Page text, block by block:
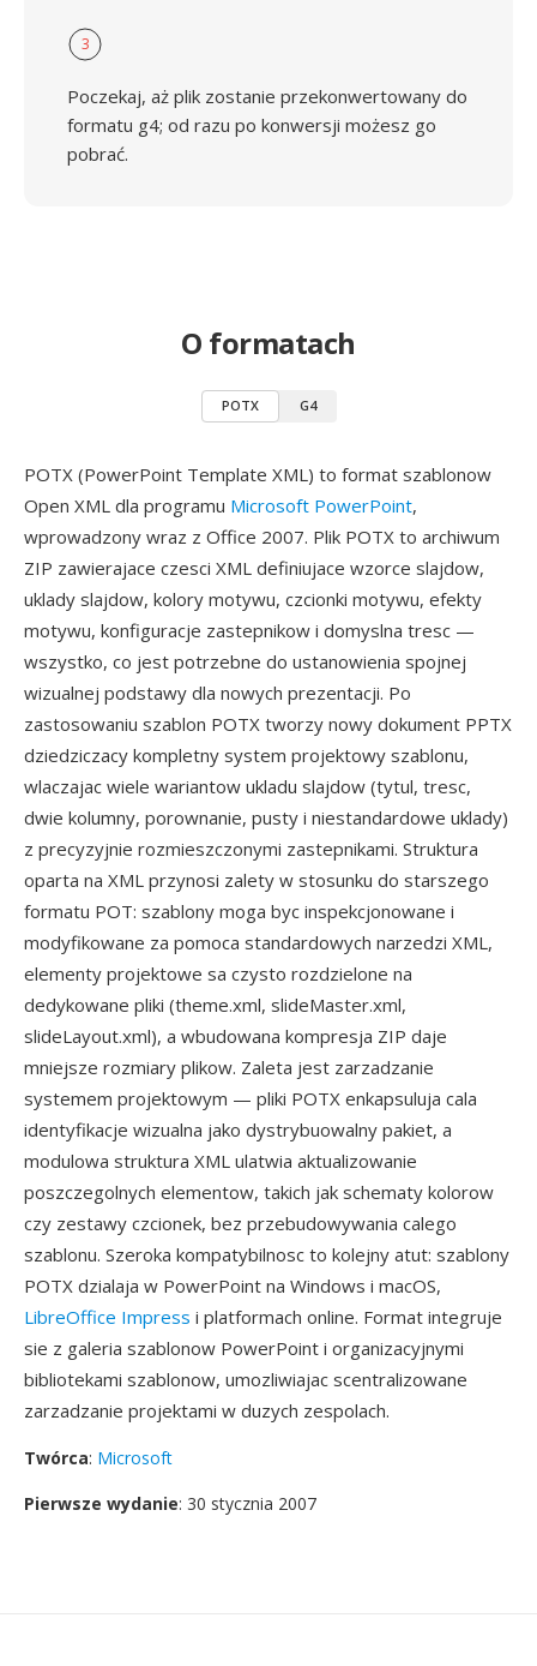
3
Poczekaj, aż plik zostanie przekonwertowany do
formatu g4; od razu po konwersji możesz go
pobrać.
O formatach
POTX G4
POTX (PowerPoint Template XML) to format szablonow
Open XML dla programu Microsoft PowerPoint,
wprowadzony wraz z Office 2007. Plik POTX to archiwum
ZIP zawierajace czesci XML definiujace wzorce slajdow,
uklady slajdow, kolory motywu, czcionki motywu, efekty
motywu, konfiguracje zastepnikow i domyslna tresc —
wszystko, co jest potrzebne do ustanowienia spojnej
wizualnej podstawy dla nowych prezentacji. Po
zastosowaniu szablon POTX tworzy nowy dokument PPTX
dziedziczacy kompletny system projektowy szablonu,
wlaczajac wiele wariantow ukladu slajdow (tytul, tresc,
dwie kolumny, porownanie, pusty i niestandardowe uklady)
z precyzyjnie rozmieszczonymi zastepnikami. Struktura
oparta na XML przynosi zalety w stosunku do starszego
formatu POT: szablony moga byc inspekcjonowane i
modyfikowane za pomoca standardowych narzedzi XML,
elementy projektowe sa czysto rozdzielone na
dedykowane pliki (theme.xml, slideMaster.xml,
slideLayout.xml), a wbudowana kompresja ZIP daje
mniejsze rozmiary plikow. Zaleta jest zarzadzanie
systemem projektowym — pliki POTX enkapsuluja cala
identyfikacje wizualna jako dystrybuowalny pakiet, a
modulowa struktura XML ulatwia aktualizowanie
poszczegolnych elementow, takich jak schematy kolorow
czy zestawy czcionek, bez przebudowywania calego
szablonu. Szeroka kompatybilnosc to kolejny atut: szablony
POTX dzialaja w PowerPoint na Windows i macOS,
LibreOffice Impress i platformach online. Format integruje
sie z galeria szablonow PowerPoint i organizacyjnymi
bibliotekami szablonow, umozliwiajac scentralizowane
zarzadzanie projektami w duzych zespolach.
Twórca: Microsoft
Pierwsze wydanie: 30 stycznia 2007